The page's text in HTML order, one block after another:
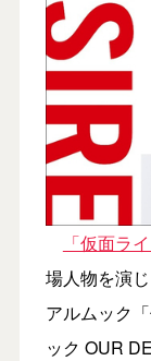
「仮面ラ
場人物を演
アルムック
ック OUR